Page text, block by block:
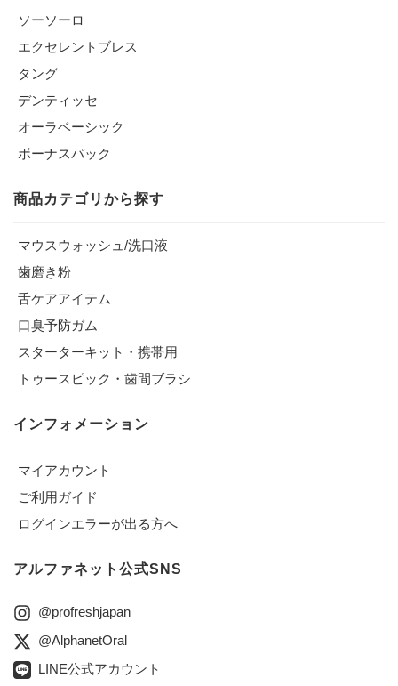
ソーソーロ
エクセレントブレス
タング
デンティッセ
オーラベーシック
ボーナスパック
商品カテゴリから探す
マウスウォッシュ/洗口液
歯磨き粉
舌ケアアイテム
口臭予防ガム
スターターキット・携帯用
トゥースピック・歯間ブラシ
インフォメーション
マイアカウント
ご利用ガイド
ログインエラーが出る方へ
アルファネット公式SNS
@profreshjapan
@AlphanetOral
LINE公式アカウント